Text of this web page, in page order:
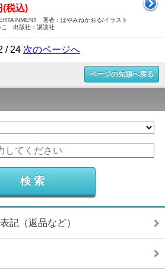
(税込)
著者：はやみねかおる/イラスト
こ 出版社：講談社
/ 24 次のページへ
ページの先頭へ戻る
記（返品など）